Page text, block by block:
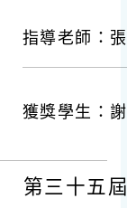
指導老師：
獲獎學生：
第三十五